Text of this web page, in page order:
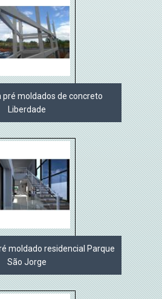
pré moldados de concreto
Liberdade
moldado residencial Parque
São Jorge